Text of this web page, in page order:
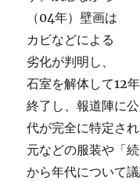
（04年）壁画は
カビなどによる
劣化が判明し、
石室を解体して12
終了し、報道陣に
代が完全に特定さ
元などの服装や「
から年代について